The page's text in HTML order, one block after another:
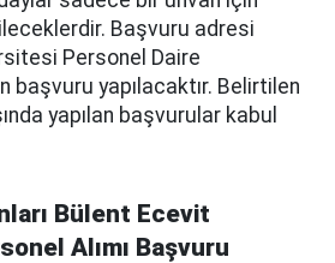
Başvuru adresi
Personel Daire
başvuru yapılacaktır. Belirtilen
yapılan başvurular kabul
Bülent Ecevit
Alımı Başvuru